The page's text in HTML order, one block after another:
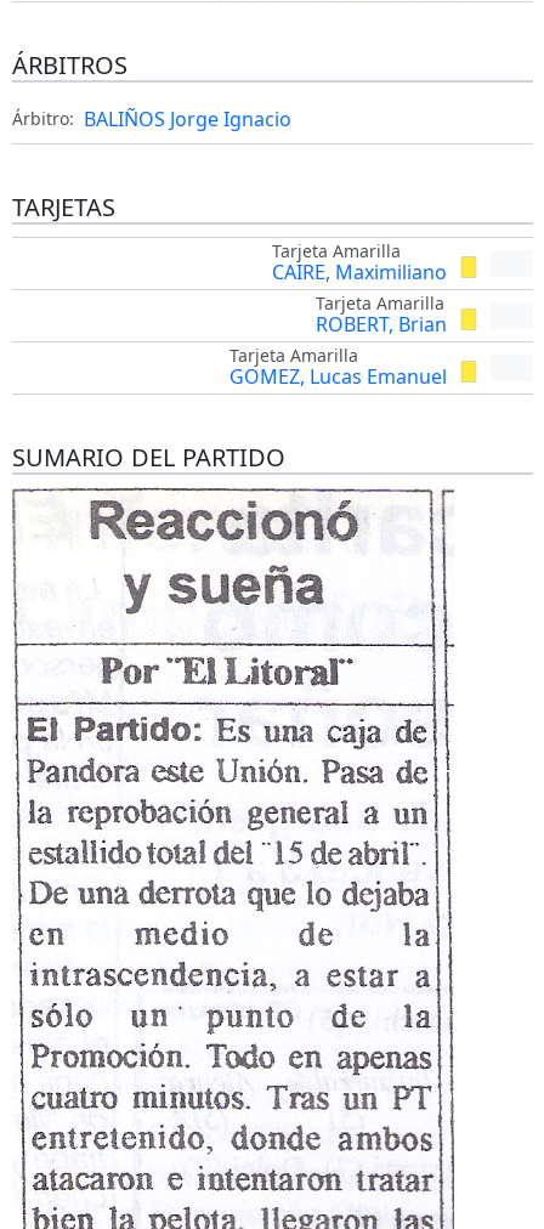
ÁRBITROS
Árbitro: BALIÑOS Jorge Ignacio
TARJETAS
Tarjeta Amarilla
CAIRE, Maximiliano
Tarjeta Amarilla
ROBERT, Brian
Tarjeta Amarilla
GOMEZ, Lucas Emanuel
SUMARIO DEL PARTIDO